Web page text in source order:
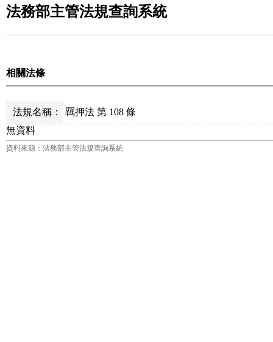
法務部主管法規查詢系統
相關法條
法規名稱：
羈押法 第 108 條
無資料
資料來源：法務部主管法規查詢系統